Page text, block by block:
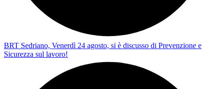
BRT Sedriano, Venerdì 24 agosto, si è discusso di Prevenzione e
Sicurezza sul lavoro!